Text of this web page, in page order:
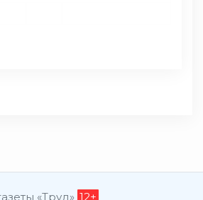
«Труд» 12+